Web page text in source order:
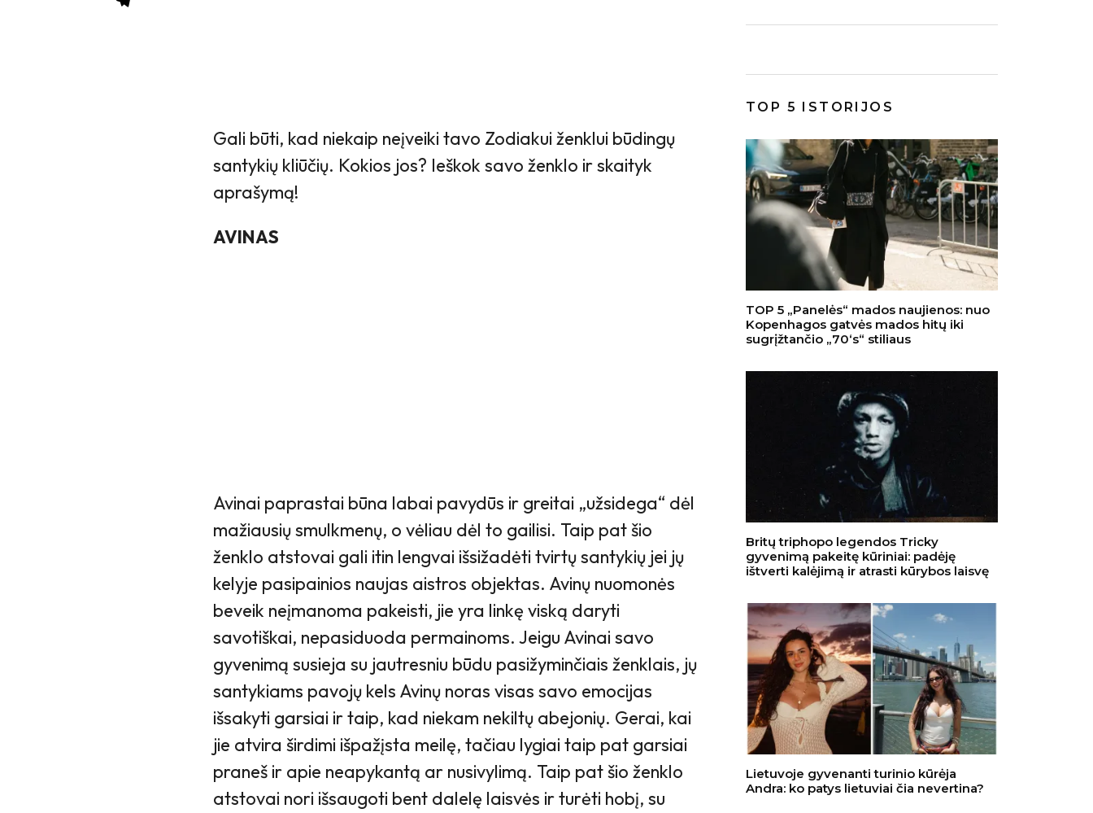
Gali būti, kad niekaip neįveiki tavo Zodiakui ženklui būdingų
santykių kliūčių. Kokios jos? Ieškok savo ženklo ir skaityk
aprašymą!
AVINAS
Avinai paprastai būna labai pavydūs ir greitai „užsidega“ dėl
mažiausių smulkmenų, o vėliau dėl to gailisi. Taip pat šio
ženklo atstovai gali itin lengvai išsižadėti tvirtų santykių jei jų
kelyje pasipainios naujas aistros objektas. Avinų nuomonės
beveik neįmanoma pakeisti, jie yra linkę viską daryti
savotiškai, nepasiduoda permainoms. Jeigu Avinai savo
gyvenimą susieja su jautresniu būdu pasižyminčiais ženklais, jų
santykiams pavojų kels Avinų noras visas savo emocijas
išsakyti garsiai ir taip, kad niekam nekiltų abejonių. Gerai, kai
jie atvira širdimi išpažįsta meilę, tačiau lygiai taip pat garsiai
praneš ir apie neapykantą ar nusivylimą. Taip pat šio ženklo
atstovai nori išsaugoti bent dalelę laisvės ir turėti hobį, su
TOP 5 ISTORIJOS
TOP 5 „Panelės“ mados naujienos: nuo
Kopenhagos gatvės mados hitų iki
sugrįžtančio „70‘s“ stiliaus
Britų triphopo legendos Tricky
gyvenimą pakeitę kūriniai: padėję
ištverti kalėjimą ir atrasti kūrybos laisvę
Lietuvoje gyvenanti turinio kūrėja
Andra: ko patys lietuviai čia nevertina?